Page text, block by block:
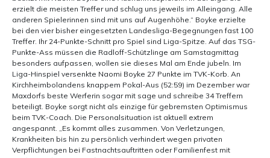
erzielt die meisten Treffer und schlug uns jeweils im Alleingang. Alle
anderen Spielerinnen sind mit uns auf Augenhöhe.“ Boyke erzielte
bei den vier bisher eingesetzten Landesliga-Begegnungen fast 100
Treffer. Ihr 24-Punkte-Schnitt pro Spiel sind Liga-Spitze. Auf das TSG-
Punkte-Ass müssen die Radloff-Schützlinge am Samstagmittag
besonders aufpassen, wollen sie dieses Mal am Ende jubeln. Im
Liga-Hinspiel versenkte Naomi Boyke 27 Punkte im TVK-Korb. An
Kirchheimbolandens knappem Pokal-Aus (52:59) im Dezember war
Maxdorfs beste Werferin sogar mit sage und schreibe 34 Treffern
beteiligt. Boyke sorgt nicht als einzige für gebremsten Optimismus
beim TVK-Coach. Die Personalsituation ist aktuell extrem
angespannt. „Es kommt alles zusammen. Von Verletzungen,
Krankheiten bis hin zu persönlich verhindert wegen privaten
Verpflichtungen bei Fastnachtsauftritten oder Familienfest mit